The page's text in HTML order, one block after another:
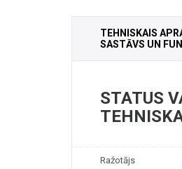
TEHNISKAIS
SASTĀVS UN
STATUS
Ražotājs